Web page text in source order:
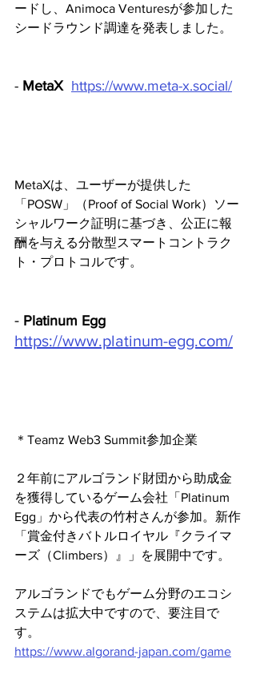
ードし、Animoca Venturesが参加した
シードラウンド調達を発表しました。
- MetaX https://www.meta-x.social/
MetaXは、ユーザーが提供した
「POSW」（Proof of Social Work）ソー
シャルワーク証明に基づき、公正に報
酬を与える分散型スマートコントラク
ト・プロトコルです。
- Platinum Egg
https://www.platinum-egg.com/
＊Teamz Web3 Summit参加企業
２年前にアルゴランド財団から助成金
を獲得しているゲーム会社「Platinum
Egg」から代表の竹村さんが参加。新作
「賞金付きバトルロイヤル『クライマ
ーズ（Climbers）』」を展開中です。
アルゴランドでもゲーム分野のエコシ
ステムは拡大中ですので、要注目で
す。
https://www.algorand-japan.com/game